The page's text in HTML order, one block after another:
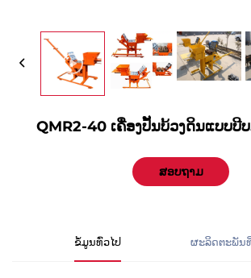
QMR2-40 ເຄື່ອງປັ້ນບ້ວງດິນແບບບີ
ສອບຖາມ
ຂໍ້ມູນທົ່ວໄປ ຜະລິດຕະພັນ